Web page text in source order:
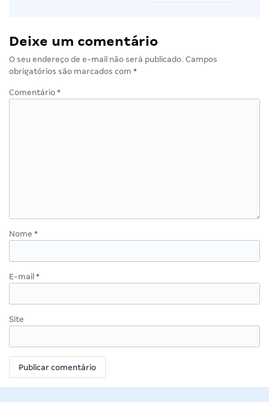
Deixe um comentário
O seu endereço de e-mail não será publicado. Campos
obrigatórios são marcados com *
Comentário *
Nome *
E-mail *
Site